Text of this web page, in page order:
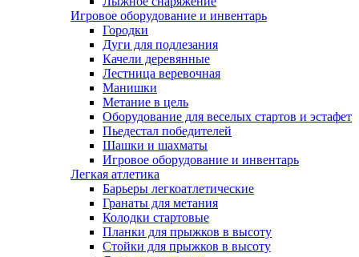
Игровое оборудование и инвентарь
Городки
Дуги для подлезания
Качели деревянные
Лестница веревочная
Манишки
Метание в цель
Оборудование для веселых стартов и эстафет
Пьедестал победителей
Шашки и шахматы
Игровое оборудование и инвентарь
Легкая атлетика
Барьеры легкоатлетические
Гранаты для метания
Колодки стартовые
Планки для прыжков в высоту
Стойки для прыжков в высоту